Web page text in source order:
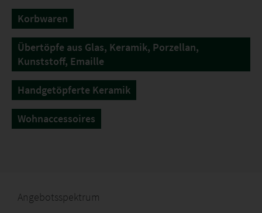
Korbwaren
Übertöpfe aus Glas, Keramik, Porzellan,
Kunststoff, Emaille
Handgetöpferte Keramik
Wohnaccessoires
Angebotsspektrum